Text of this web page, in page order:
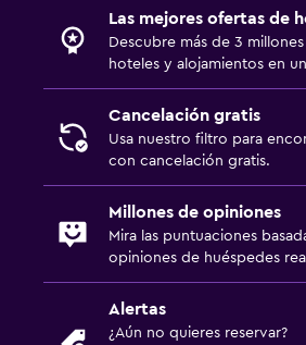
Las mejores ofertas de
Descubre más de 3
hoteles y alojamientos en
Cancelación gratis
Usa nuestro filtro para
con cancelación gratis.
Millones de opiniones
Mira las puntuaciones
opiniones de huéspedes
Alertas
¿Aún no quieres reservar?